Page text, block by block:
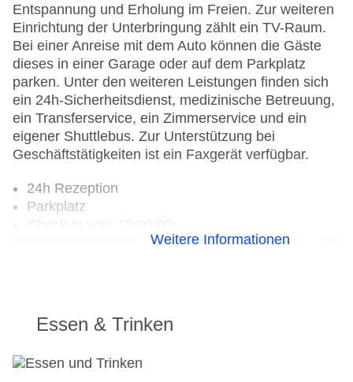
Entspannung und Erholung im Freien. Zur weiteren
Einrichtung der Unterbringung zählt ein TV-Raum.
Bei einer Anreise mit dem Auto können die Gäste
dieses in einer Garage oder auf dem Parkplatz
parken. Unter den weiteren Leistungen finden sich
ein 24h-Sicherheitsdienst, medizinische Betreuung,
ein Transferservice, ein Zimmerservice und ein
eigener Shuttlebus. Zur Unterstützung bei
Geschäftstätigkeiten ist ein Faxgerät verfügbar.
24h Rezeption
Parkplatz
Check-out bis: 00:00:00
Hotelsafe
WLAN/WiFi im Hotel
Lift
Weitere Informationen
Essen & Trinken